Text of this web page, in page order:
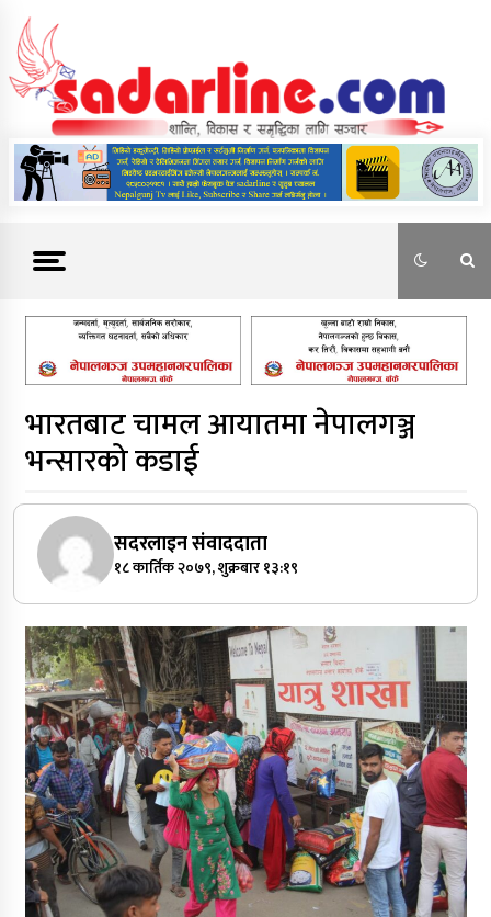
content
News For Nepal
भारतबाट चामल आयातमा नेपालगञ्ज
भन्सारको कडाई
सदरलाइन संवाददाता
१८ कार्तिक २०७९, शुक्रबार १३:१९